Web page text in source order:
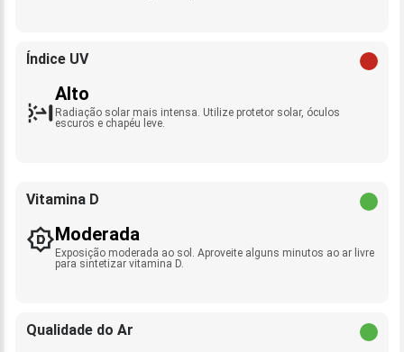
Índice UV
Alto
Radiação solar mais intensa. Utilize protetor solar, óculos
escuros e chapéu leve.
Vitamina D
Moderada
Exposição moderada ao sol. Aproveite alguns minutos ao ar livre
para sintetizar vitamina D.
Qualidade do Ar